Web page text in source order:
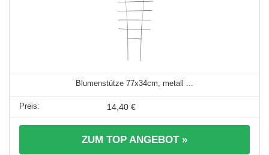
Blumenstütze 77x34cm, metall ...
14,40 €
ZUM TOP ANGEBOT »